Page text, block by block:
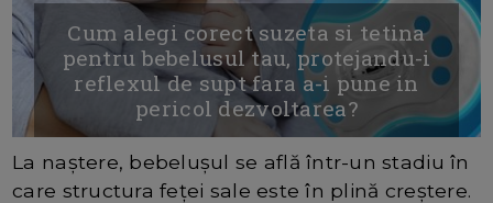
Cum alegi corect suzeta si tetina
pentru bebelusul tau, protejandu-i
reflexul de supt fara a-i pune in
pericol dezvoltarea?
La naștere, bebelușul se află într-un stadiu în
care structura feței sale este în plină creștere.